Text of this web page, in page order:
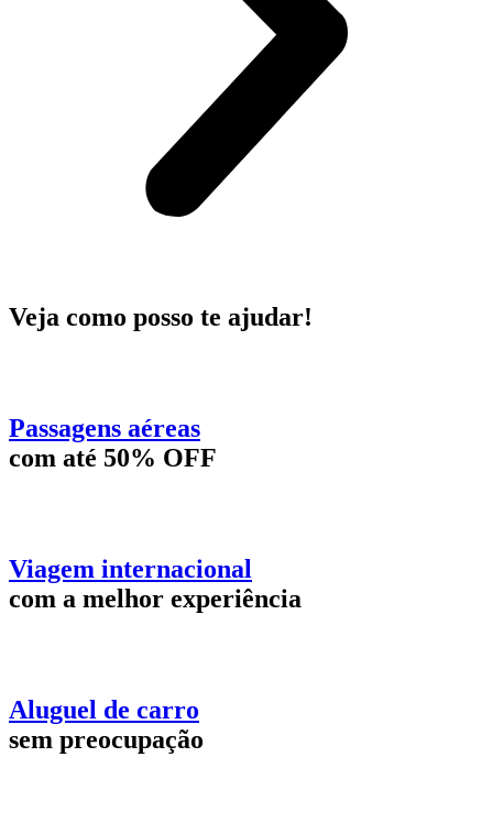
Veja como posso te ajudar!
Passagens aéreas
com até 50% OFF
Viagem internacional
com a melhor experiência
Aluguel de carro
sem preocupação